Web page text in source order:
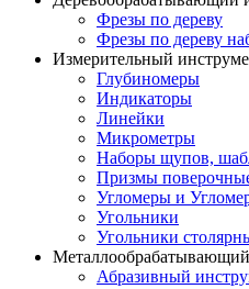
Фрезы по дереву
Фрезы по дереву
Измерительный
Глубиномеры
Индикаторы
Линейки
Микрометры
Наборы щупов,
Призмы
Угломеры и
Угольники
Угольники
Абразивный